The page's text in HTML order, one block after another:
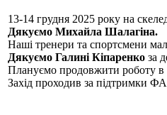
13-14 грудня 2025 року на
Дякуємо Михайла Шалагіна.
Наші тренери та спортсмени
Дякуємо Галині Кіпаренко за
Плануємо продовжити роботу в
Захід проходив за підтримки